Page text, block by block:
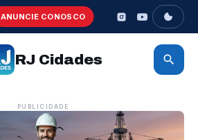
ANUNCIE CONOSCO
RJ Cidades
PUBLICIDADE